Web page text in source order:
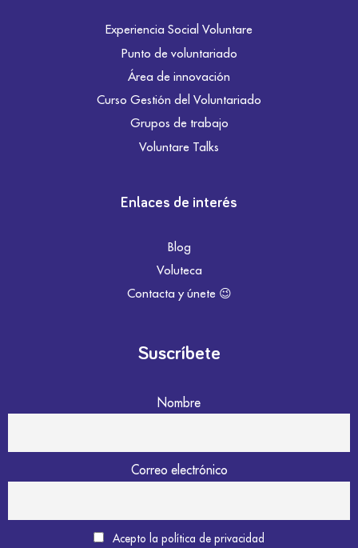
Experiencia Social Voluntare
Punto de voluntariado
Área de innovación
Curso Gestión del Voluntariado
Grupos de trabajo
Voluntare Talks
Enlaces de interés
Blog
Voluteca
Contacta y únete 😉
Suscríbete
Nombre
Correo electrónico
Acepto la política de privacidad